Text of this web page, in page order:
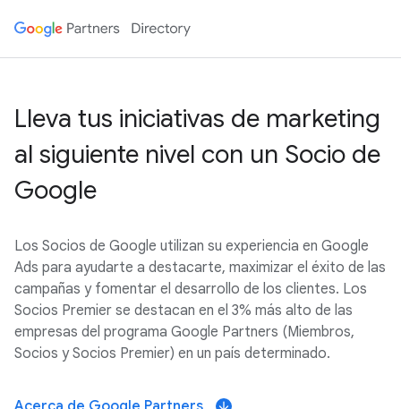
Lleva tus iniciativas de marketing
al siguiente nivel con un Socio de
Google
Los Socios de Google utilizan su experiencia en Google
Ads para ayudarte a destacarte, maximizar el éxito de las
campañas y fomentar el desarrollo de los clientes. Los
Socios Premier se destacan en el 3% más alto de las
empresas del programa Google Partners (Miembros,
Socios y Socios Premier) en un país determinado.